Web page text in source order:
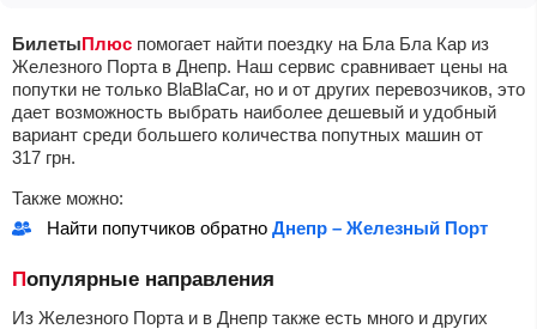
БилетыПлюс помогает найти поездку на Бла Бла Кар из
Железного Порта в Днепр. Наш сервис сравнивает цены на
попутки не только BlaBlaCar, но и от других перевозчиков, это
дает возможность выбрать наиболее дешевый и удобный
вариант среди большего количества попутных машин от
317 грн.
Также можно:
Найти попутчиков обратно Днепр – Железный Порт
Популярные направления
Из Железного Порта и в Днепр также есть много и других